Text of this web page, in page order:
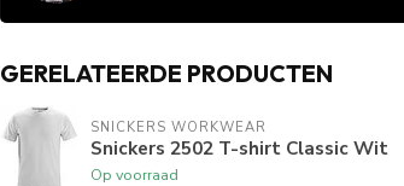
GERELATEERDE PRODUCTEN
SNICKERS WORKWEAR
Snickers 2502 T-shirt Classic Wit
Op voorraad